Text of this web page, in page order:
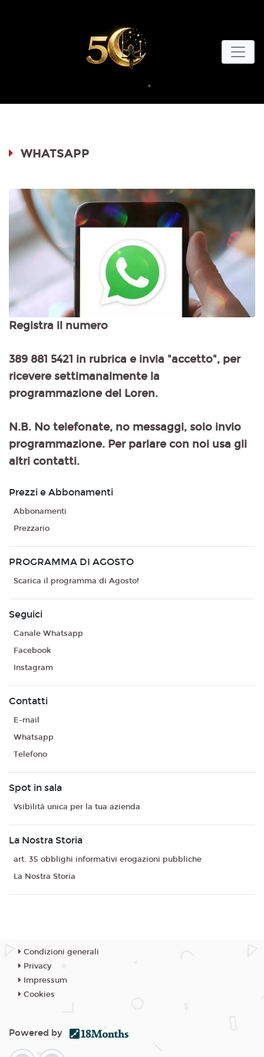
WHATSAPP
Registra il numero
389 881 5421 in rubrica e invia "accetto", per
ricevere settimanalmente la
programmazione del Loren.
N.B. No telefonate, no messaggi, solo invio
programmazione. Per parlare con noi usa gli
altri contatti.
Prezzi e Abbonamenti
Abbonamenti
Prezzario
PROGRAMMA DI AGOSTO
Scarica il programma di Agosto!
Seguici
Canale Whatsapp
Facebook
Instagram
Contatti
E-mail
Whatsapp
Telefono
Spot in sala
Vsibilità unica per la tua azienda
La Nostra Storia
art. 35 obblighi informativi erogazioni pubbliche
La Nostra Storia
Condizioni generali
Privacy
Impressum
Cookies
Powered by